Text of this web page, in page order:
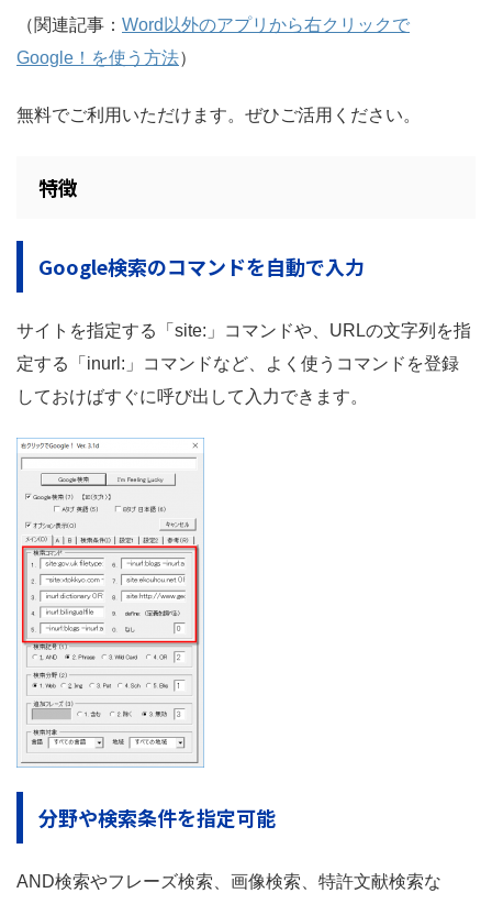
（関連記事： Word以外のアプリから右クリックで
Google！を使う方法）
無料でご利用いただけます。ぜひご活用ください。
特徴
Google検索のコマンドを自動で入力
サイトを指定する 「site:」
コマンドや、URLの文字列を指
定する
「inurl:」
コマンドなど、よく使うコマンドを登録
しておけばすぐに呼び出して入力できます。
分野や検索条件を指定可能
AND検索やフレーズ検索、画像検索、特許文献検索な